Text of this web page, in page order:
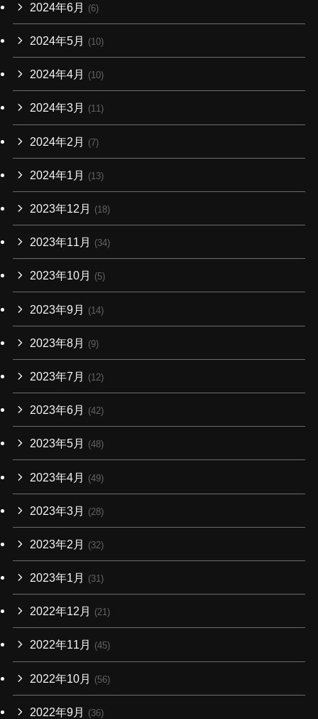
2024年6月 (6)
2024年5月 (10)
2024年4月 (10)
2024年3月 (11)
2024年2月 (7)
2024年1月 (13)
2023年12月 (18)
2023年11月 (34)
2023年10月 (5)
2023年9月 (14)
2023年8月 (9)
2023年7月 (12)
2023年6月 (42)
2023年5月 (48)
2023年4月 (49)
2023年3月 (28)
2023年2月 (32)
2023年1月 (31)
2022年12月 (21)
2022年11月 (45)
2022年10月 (56)
2022年9月 (36)